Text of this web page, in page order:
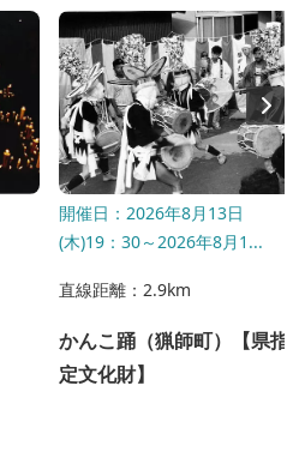
開催日：2026年8月13日
(木)19：30～2026年8月1...
直線距離：2.9km
かんこ踊（猟師町）【県指
定文化財】